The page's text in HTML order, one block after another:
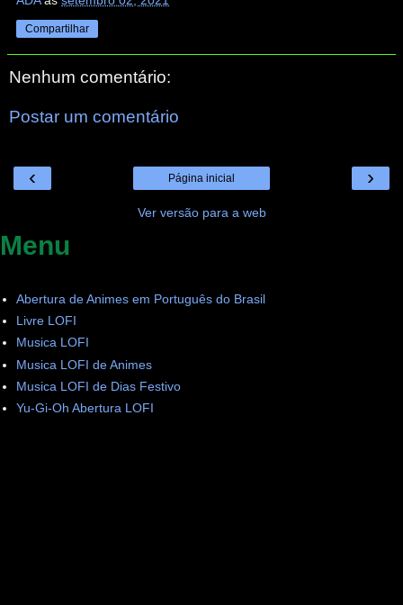
Compartilhar
Nenhum comentário:
Postar um comentário
‹ ›
Página inicial
Ver versão para a web
Menu
Abertura de Animes em Português do Brasil
Livre LOFI
Musica LOFI
Musica LOFI de Animes
Musica LOFI de Dias Festivo
Yu-Gi-Oh Abertura LOFI